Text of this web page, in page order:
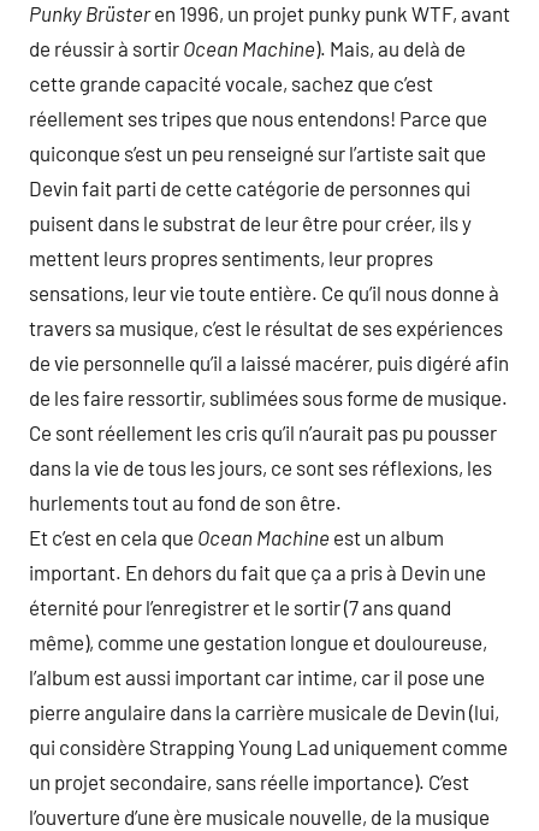
Punky Brüsteren 1996, un projet punky punk WTF, avant
de réussir à sortir Ocean Machine). Mais, au delà de
cette grande capacité vocale, sachez que c’est
réellement ses tripes que nous entendons! Parce que
quiconque s’est un peu renseigné sur l’artiste sait que
Devin fait parti de cette catégorie de personnes qui
puisent dans le substrat de leur être pour créer, ils y
mettent leurs propres sentiments, leur propres
sensations, leur vie toute entière. Ce qu’il nous donne à
travers sa musique, c’est le résultat de ses expériences
de vie personnelle qu’il a laissé macérer, puis digéré afin
de les faire ressortir, sublimées sous forme de musique.
Ce sont réellement les cris qu’il n’aurait pas pu pousser
dans la vie de tous les jours, ce sont ses réflexions, les
hurlements tout au fond de son être.
Et c’est en cela que Ocean Machine est un album
important. En dehors du fait que ça a pris à Devin une
éternité pour l’enregistrer et le sortir (7 ans quand
même), comme une gestation longue et douloureuse,
l’album est aussi important car intime, car il pose une
pierre angulaire dans la carrière musicale de Devin (lui,
qui considère Strapping Young Lad uniquement comme
un projet secondaire, sans réelle importance). C’est
l’ouverture d’une ère musicale nouvelle, de la musique